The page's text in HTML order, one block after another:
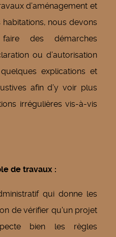
d’aménagement et
nous devons
des démarches
ou d’autorisation
explications et
afin d’y voir plus
irrégulières vis-à-vis
de travaux :
qui donne les
de vérifier qu'un projet
bien les règles